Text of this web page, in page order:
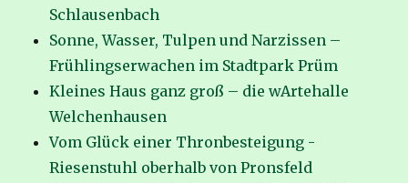
Schlausenbach
Sonne, Wasser, Tulpen und Narzissen –
Frühlingserwachen im Stadtpark Prüm
Kleines Haus ganz groß – die wArtehalle
Welchenhausen
Vom Glück einer Thronbesteigung -
Riesenstuhl oberhalb von Pronsfeld